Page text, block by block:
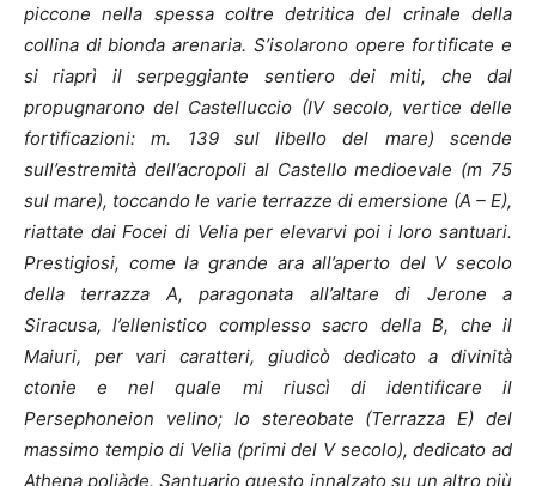
piccone nella spessa coltre detritica del crinale della
collina di bionda arenaria. S’isolarono opere fortificate e
si riaprì il serpeggiante sentiero dei miti, che dal
propugnarono del Castelluccio (IV secolo, vertice delle
fortificazioni: m. 139 sul libello del mare) scende
sull’estremità dell’acropoli al Castello medioevale (m 75
sul mare), toccando le varie terrazze di emersione (A – E),
riattate dai Focei di Velia per elevarvi poi i loro santuari.
Prestigiosi, come la grande ara all’aperto del V secolo
della terrazza A, paragonata all’altare di Jerone a
Siracusa, l’ellenistico complesso sacro della B, che il
Maiuri, per vari caratteri, giudicò dedicato a divinità
ctonie e nel quale mi riuscì di identificare il
Persephoneion velino; lo stereobate (Terrazza E) del
massimo tempio di Velia (primi del V secolo), dedicato ad
Athena poliàde. Santuario questo innalzato su un altro più